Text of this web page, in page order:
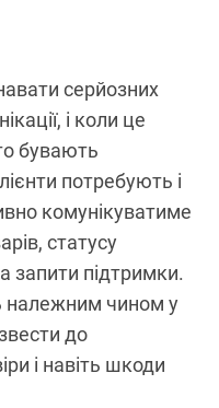
серйозних
і коли це
бувають
потребують і
комунікуватиме
статусу
запити підтримки.
належним чином у
до
і навіть шкоди